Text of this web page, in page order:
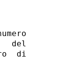
del
di